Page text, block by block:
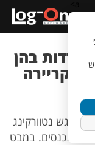
בהן
לקריירה
ממפגש נטוורקינג
נכנסים. במבט